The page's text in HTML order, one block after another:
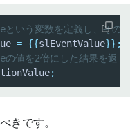
いう変数を定義し、その
= {{slEventValue}} ;
を2倍にした結果を返し
;
きです。